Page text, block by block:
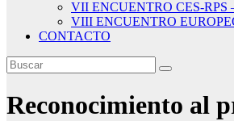
VII ENCUENTRO CES-
VIII ENCUENTRO
CONTACTO
Reconocimiento al